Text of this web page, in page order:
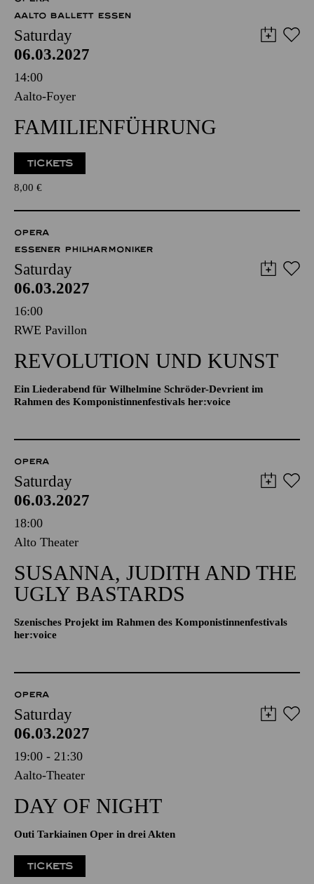
AALTO BALLETT ESSEN
Saturday
06.03.2027
14:00
Aalto-Foyer
FAMILIENFÜHRUNG
TICKETS
8,00 €
OPERA
ESSENER PHILHARMONIKER
Saturday
06.03.2027
16:00
RWE Pavillon
REVOLUTION UND KUNST
Ein Liederabend für Wilhelmine Schröder-Devrient im
Rahmen des Komponistinnenfestivals her:voice
OPERA
Saturday
06.03.2027
18:00
Alto Theater
SUSANNA, JUDITH AND THE
UGLY BASTARDS
Szenisches Projekt im Rahmen des Komponistinnenfestivals
her:voice
OPERA
Saturday
06.03.2027
19:00 - 21:30
Aalto-Theater
DAY OF NIGHT
Outi Tarkiainen Oper in drei Akten
TICKETS